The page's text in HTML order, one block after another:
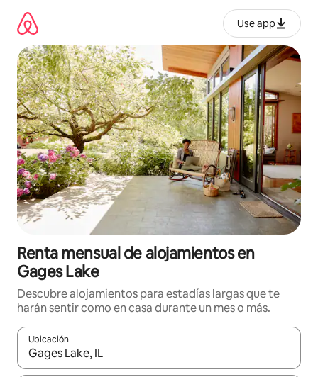
contenido
Use app
Renta mensual de alojamientos en
Gages Lake
Descubre alojamientos para estadías largas que te
harán sentir como en casa durante un mes o más.
Ubicación
Cuando los resultados estén disponibles, navega con las